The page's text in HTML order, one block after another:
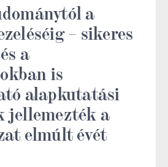
a
– sikeres
a
is
alapkutatási
jellemezték a
elmúlt évét